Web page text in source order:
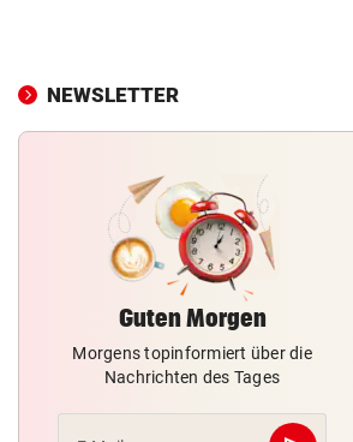
NEWSLETTER
Guten Morgen
Morgens topinformiert über die
Nachrichten des Tages